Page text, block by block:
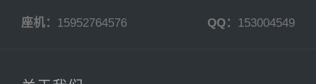
座机： 15952764576 QQ： 153004549